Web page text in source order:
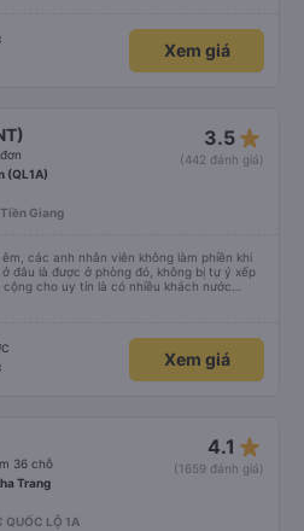
đến mức tôi nghĩ tài xế đã giúp tôi. Nếu
nghĩ về câu chuyện đó vì nó chắc hẳn
Cảm ơn xe buýt 79-05527 rất nhiều tài
2h30 sáng nhưng lúc đó không xuống xe
ở trạm xăng, thậm chí còn đón khách sạn
.Tôi nghĩ tài xế đã giúp tôi vì tôi trông ngu
không có tài xế thì sẽ rất nguy hiểm.. Cảm
ơn tài xế xe nhưng rất nhiều. Nếu bạn
Google Maps hoạt động như thế nào,
gì xảy ra với bạn vậy?&quot; Bây giờ
xe bu lông Limousine. Tôi nghĩ tài xế
bạn rất nhiều.
Xem giá
3.5 star_rate
(442 đánh giá)
(QL1A)
Giang
các anh nhân viên không làm phiền khi
đâu là được ở phòng đó, không bị tự ý xếp
cho uy tín là có nhiều khách nước
Xem giá
36 chỗ
4.1 star_rate
(1659 đánh giá)
Trang
QUỐC LỘ 1A